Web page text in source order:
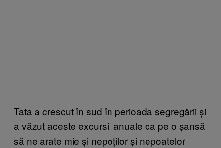
Tata a crescut în sud în perioada segregării și
a văzut aceste excursii anuale ca pe o șansă
să ne arate mie și nepoților și nepoatelor